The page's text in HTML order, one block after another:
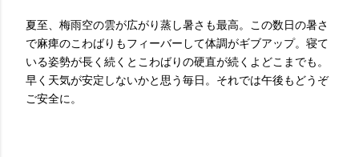
夏至、梅雨空の雲が広がり蒸し暑さも最高。この数日の暑さ
で麻痺のこわばりもフィーバーして体調がギブアップ。寝て
いる姿勢が長く続くとこわばりの硬直が続くよどこまでも。
早く天気が安定しないかと思う毎日。それでは午後もどうぞ
ご安全に。